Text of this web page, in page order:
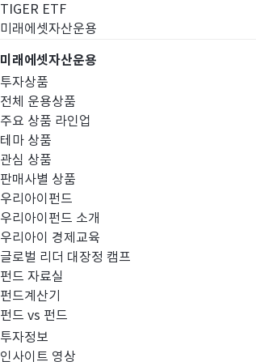
TIGER ETF
미래에셋자산운용
미래에셋자산운용
투자상품
전체 운용상품
주요 상품 라인업
테마 상품
관심 상품
판매사별 상품
우리아이펀드
우리아이펀드 소개
우리아이 경제교육
글로벌 리더 대장정 캠프
펀드 자료실
펀드계산기
펀드 vs 펀드
투자정보
인사이트 영상
경영공시